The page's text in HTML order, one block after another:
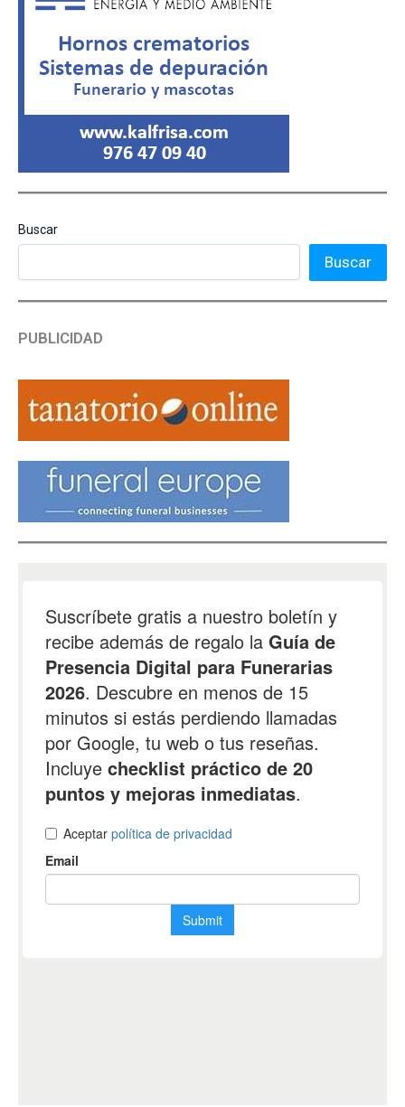
Buscar
Buscar
PUBLICIDAD